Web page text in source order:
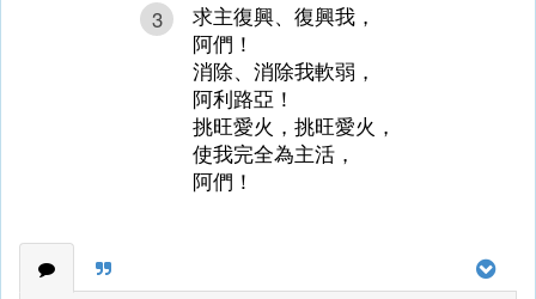
3
求主復興、復興我，
阿們！
消除、消除我軟弱，
阿利路亞！
挑旺愛火，挑旺愛火，
使我完全為主活，
阿們！